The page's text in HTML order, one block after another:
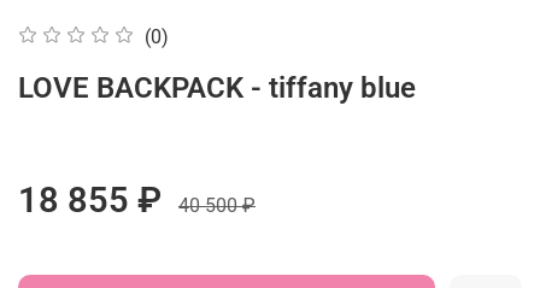
(0)
LOVE BACKPACK - tiffany blue
18 855 ₽ 40 500 ₽